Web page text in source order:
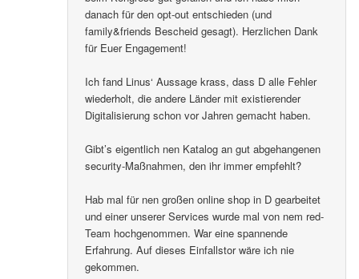
danach für den opt-out entschieden (und
family&friends Bescheid gesagt). Herzlichen Dank
für Euer Engagement!
Ich fand Linus‘ Aussage krass, dass D alle Fehler
wiederholt, die andere Länder mit existierender
Digitalisierung schon vor Jahren gemacht haben.
Gibt’s eigentlich nen Katalog an gut abgehangenen
security-Maßnahmen, den ihr immer empfehlt?
Hab mal für nen großen online shop in D gearbeitet
und einer unserer Services wurde mal von nem red-
Team hochgenommen. War eine spannende
Erfahrung. Auf dieses Einfallstor wäre ich nie
gekommen.